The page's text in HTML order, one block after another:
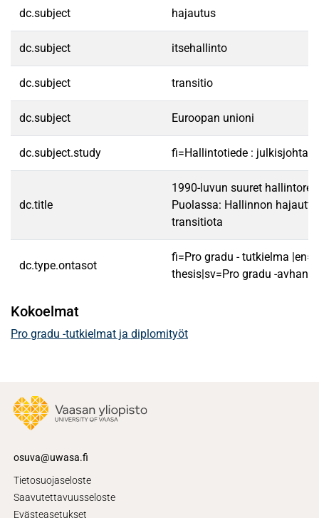
dc.subject hajautus
dc.subject itsehallinto
dc.subject transitio
dc.subject Euroopan unioni
dc.subject.study fi=Hallintotiede :
dc.title
1990-luvun suuret
Puolassa: Hallinnon
transitiota
dc.type.ontasot
fi=Pro gradu - tutkielma
thesis|sv=Pro gradu -
Kokoelmat
Pro gradu -tutkielmat ja diplomityöt
osuva@uwasa.fi
Tietosuojaseloste
Saavutettavuusseloste
Evästeasetukset